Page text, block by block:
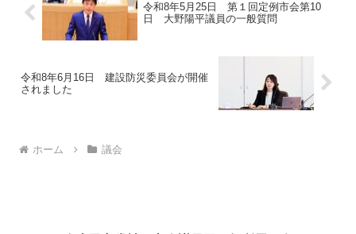
令和8年5月25日 第１回定例市会第10
日 大野陽平議員の一般質問
令和8年6月16日 建設防災委員会が開催
されました
ホーム 議会